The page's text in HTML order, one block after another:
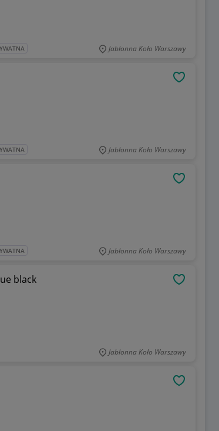
Jabłonna Koło Warszawy
Jabłonna Koło Warszawy
Jabłonna Koło Warszawy
black
Jabłonna Koło Warszawy